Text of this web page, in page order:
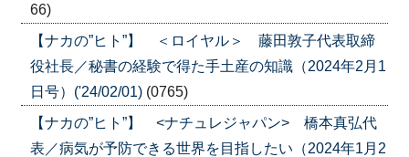
66)
【ナカの”ヒト”】 ＜ロイヤル＞ 藤田敦子代表取締
役社長／秘書の経験で得た手土産の知識（2024年2月1
日号）('24/02/01) (0765)
【ナカの”ヒト”】 <ナチュレジャパン> 橋本真弘代
表／病気が予防できる世界を目指したい（2024年1月2